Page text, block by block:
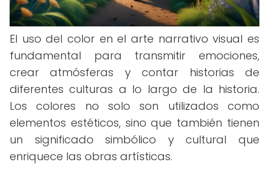
El uso del color en el arte narrativo visual es
fundamental para transmitir emociones,
crear atmósferas y contar historias de
diferentes culturas a lo largo de la historia.
Los colores no solo son utilizados como
elementos estéticos, sino que también tienen
un significado simbólico y cultural que
enriquece las obras artísticas.